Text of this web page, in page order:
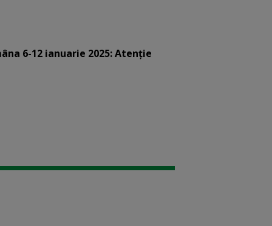
6-12 ianuarie 2025: Atenție